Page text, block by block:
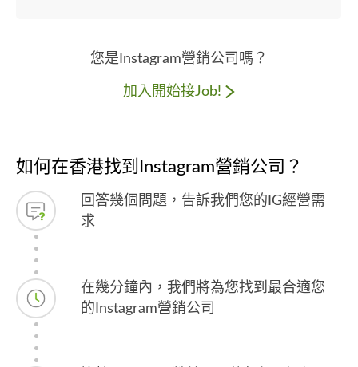
您是Instagram營銷公司嗎？
加入開始接Job!
如何在香港找到Instagram營銷公司？
回答幾個問題，告訴我們您的IG經營需
求
在幾分鐘內，我們將為您找到最合適您
的Instagram營銷公司